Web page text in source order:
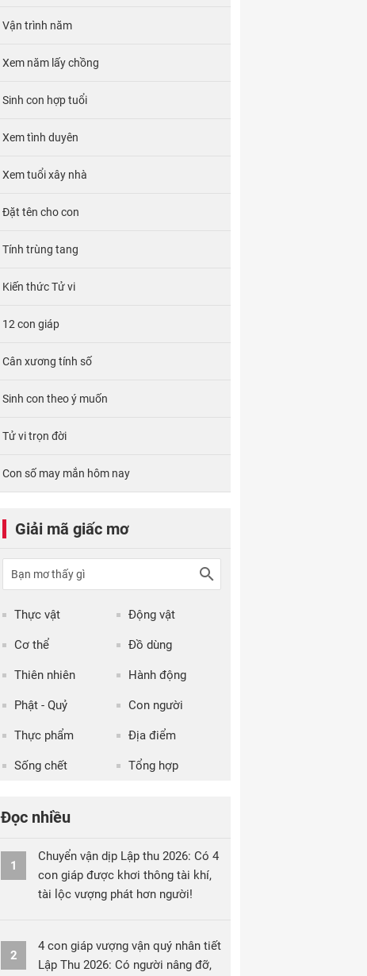
Vận trình năm
Xem năm lấy chồng
Sinh con hợp tuổi
Xem tình duyên
Xem tuổi xây nhà
Đặt tên cho con
Tính trùng tang
Kiến thức Tử vi
12 con giáp
Cân xương tính số
Sinh con theo ý muốn
Tử vi trọn đời
Con số may mắn hôm nay
Giải mã giấc mơ
Thực vật Động vật
Cơ thể Đồ dùng
Thiên nhiên Hành động
Phật - Quỷ Con người
Thực phẩm Địa điểm
Sống chết Tổng hợp
Đọc nhiều
1
Chuyển vận dịp Lập thu 2026: Có 4
con giáp được khơi thông tài khí,
tài lộc vượng phát hơn người!
2
4 con giáp vượng vận quý nhân tiết
Lập Thu 2026: Có người nâng đỡ,